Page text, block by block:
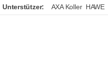
Unterstützer: AXA Koller HAWE